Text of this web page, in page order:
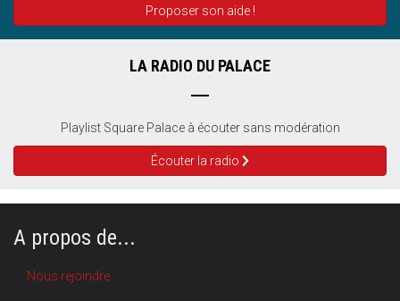
Proposer son aide !
LA RADIO DU PALACE
Playlist Square Palace à écouter sans modération
Écouter la radio
A propos de...
Nous rejoindre